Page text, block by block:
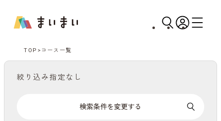
TOP コース一覧
絞り込み指定なし
検索条件を変更する